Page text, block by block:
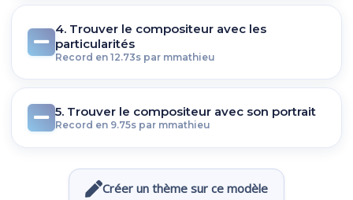
4. Trouver le compositeur avec les
particularités
Record en 12.73s par mmathieu
5. Trouver le compositeur avec son portrait
Record en 9.75s par mmathieu
Créer un thème sur ce modèle